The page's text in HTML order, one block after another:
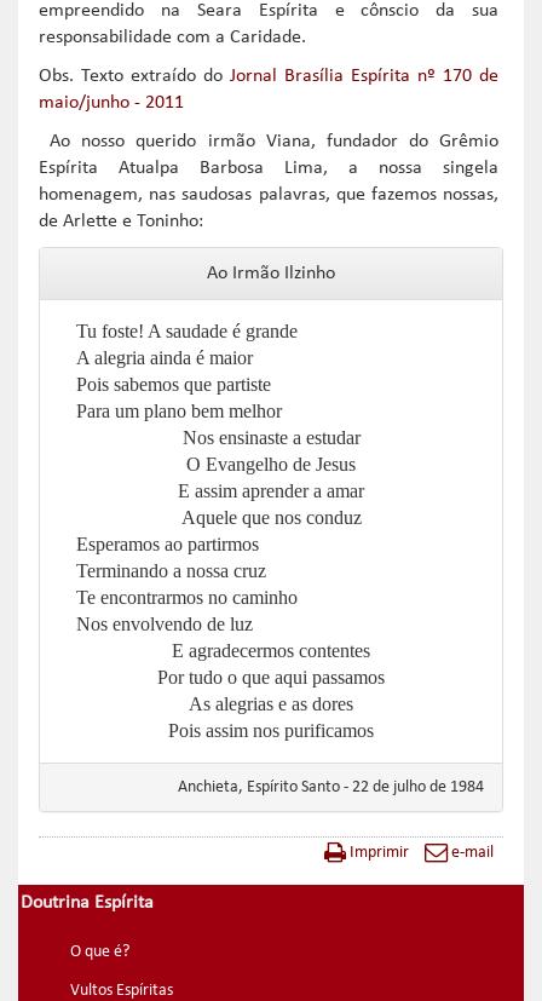
empreendido na Seara Espírita e cônscio da sua
responsabilidade com a Caridade.
Obs. Texto extraído doJornal Brasília Espírita nº 170 de
maio/junho - 2011
Ao nosso querido irmão Viana, fundador do Grêmio
Espírita Atualpa Barbosa Lima, a nossa singela
homenagem, nas saudosas palavras, que fazemos nossas,
de Arlette e Toninho:
Ao Irmão Ilzinho
Tu foste! A saudade é grande
A alegria ainda é maior
Pois sabemos que partiste
Para um plano bem melhor
Nos ensinaste a estudar
O Evangelho de Jesus
E assim aprender a amar
Aquele que nos conduz
Esperamos ao partirmos
Terminando a nossa cruz
Te encontrarmos no caminho
Nos envolvendo de luz
E agradecermos contentes
Por tudo o que aqui passamos
As alegrias e as dores
Pois assim nos purificamos
Anchieta, Espírito Santo - 22 de julho de 1984
Imprimir e-mail
Doutrina Espírita
O que é?
Vultos Espíritas